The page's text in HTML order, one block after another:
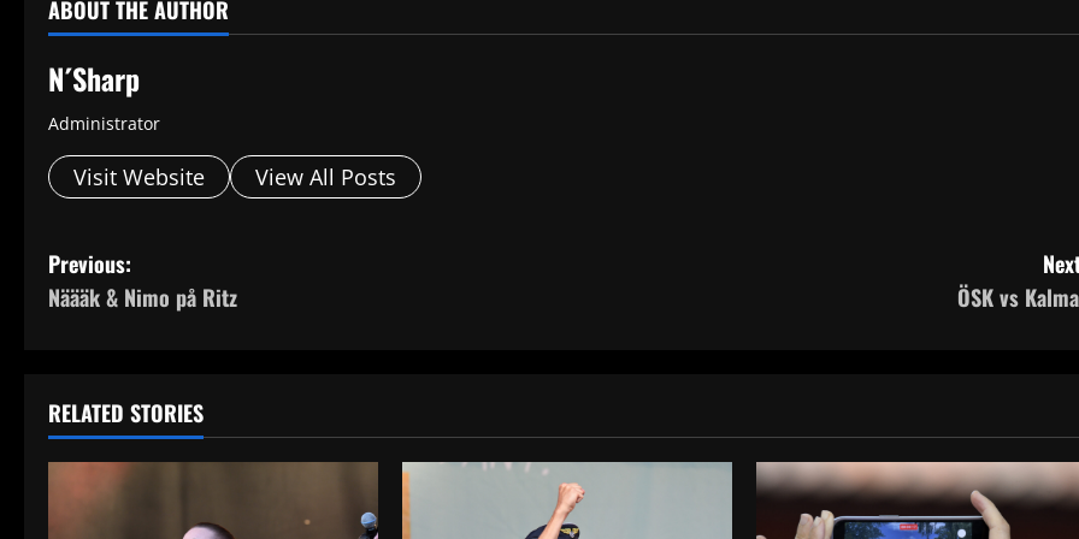
ABOUT THE AUTHOR
N´Sharp
Administrator
Visit Website View All Posts
P
o
t
n
a
Previous:
Näääk & Nimo på Ritz
ÖSK vs
RELATED STORIES